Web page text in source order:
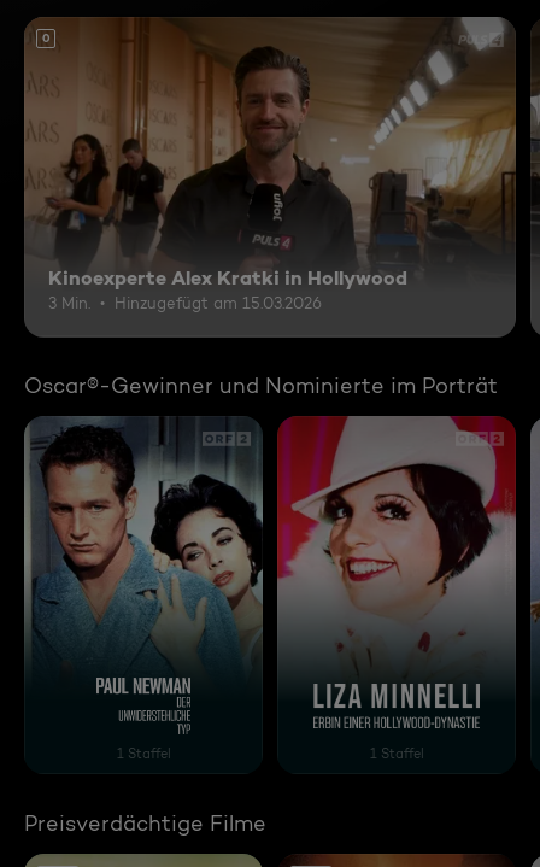
0
Kinoexperte Alex Kratki in Hollywood
3 Min. Hinzugefügt am 15.03.2026
Oscar®-Gewinner und Nominierte im Porträt
Paul Newman - Der unwiderstehliche Typ
1 Staffel
Liza Minnelli, Erbin
1 Staffel
Preisverdächtige Filme